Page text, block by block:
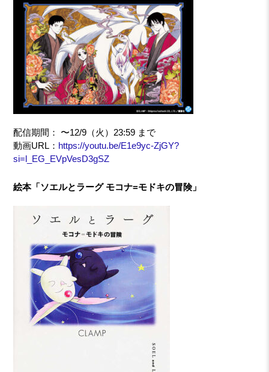
配信期間： 〜12/9（火）23:59 まで
動画URL： https://youtu.be/E1e9yc-ZjGY?
si=l_EG_EVpVesD3gSZ
絵本「ソエルとラーグ モコナ=モドキの冒険」